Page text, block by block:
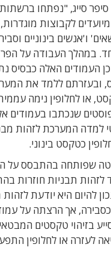
2013," סיפר סייג, "נפתחו
לקבוצות
ו'אנשים בינוניים
במהלך העבודה על
העמודים האלה כבסיס
ובעזרתם ללמד את
או לחלופין נימה
5,000 פוסטים שנכתבו
למדה המערכת לזהות
כטקסט בינוני.
שפותחה בהתבסס על
תבניות חוזרות
להיום היא יודעת
אך הרצתה על
בזיהוי טקסטים
לעזרה או לחלופין